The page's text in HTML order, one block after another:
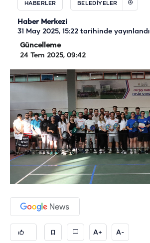
HABERLER BELEDIYELER
Haber Merkezi
31 May 2025, 15:22 tarihinde yayınlandı
Güncelleme
24 Tem 2025, 09:42
A+ A-